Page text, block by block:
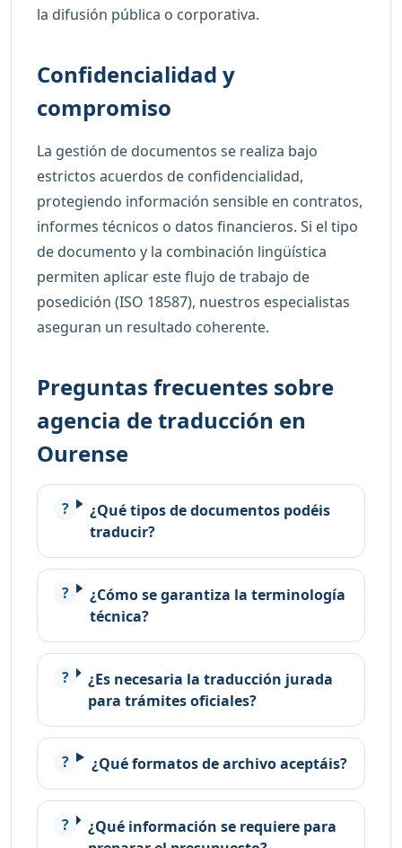
la difusión pública o corporativa.
Confidencialidad y
compromiso
La gestión de documentos se realiza bajo
estrictos acuerdos de confidencialidad,
protegiendo información sensible en contratos,
informes técnicos o datos financieros. Si el tipo
de documento y la combinación lingüística
permiten aplicar este flujo de trabajo de
posedición (ISO 18587), nuestros especialistas
aseguran un resultado coherente.
Preguntas frecuentes sobre
agencia de traducción en
Ourense
¿Qué tipos de documentos podéis
traducir?
¿Cómo se garantiza la terminología
técnica?
¿Es necesaria la traducción jurada
para trámites oficiales?
¿Qué formatos de archivo aceptáis?
¿Qué información se requiere para